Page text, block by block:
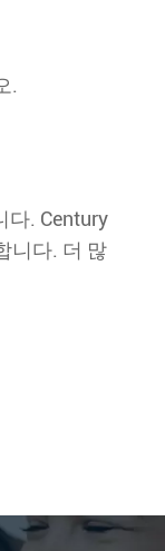
.
다. Century
니다. 더 많